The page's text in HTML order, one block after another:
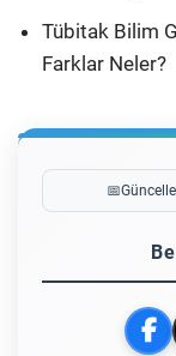
Tübitak Bilim
Farklar Neler?
📅